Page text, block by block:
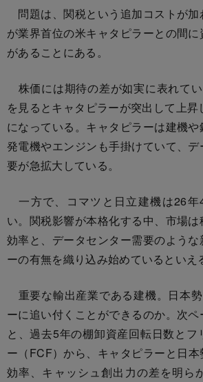
問題は、関税という追加コストが加
が業界首位の米キャタピラーとの間
があることにある。
株価には期待の差が如実に表れて
を見るとキャタピラーが突出して上
になっている。キャタピラーは建機や
発電機やエンジンも手掛けていて、
要が急拡大している。
一方で、コマツと日立建機は26年
い。関税影響が本格化する中、市場
効率と、データセンター需要のよう
ーの有無を織り込み始めているといえ
重要な輸出産業である建機。日本
ーに追い付くことができるのか。次
と、過去5年の棚卸資産回転日数とフ
ー（FCF）から、キャタピラーと日
効率、キャッシュ創出力の差を明ら